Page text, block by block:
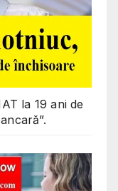
la 19 ani de